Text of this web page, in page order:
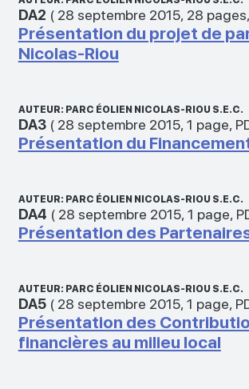
DA2 ( 28 septembre 2015, 28 pages,
Présentation du projet de
Nicolas-Riou
AUTEUR: PARC ÉOLIEN NICOLAS-RIOU S.E.C.
DA3( 28 septembre 2015, 1 page,
Présentation du
AUTEUR: PARC ÉOLIEN NICOLAS-RIOU S.E.C.
DA4 ( 28 septembre 2015, 1 page,
Présentation des
AUTEUR: PARC ÉOLIEN NICOLAS-RIOU S.E.C.
DA5( 28 septembre 2015, 1 page,
Présentation des
financières au milieu local